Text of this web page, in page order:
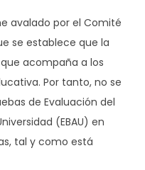
avalado por el Comité
se establece que la
acompaña a los
Por tanto, no se
de Evaluación del
(EBAU) en
tal y como está